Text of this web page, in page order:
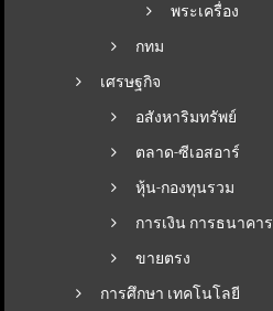
พระเครื่อง
กทม
เศรษฐกิจ
อสังหาริมทรัพย์
ตลาด-ซีเอสอาร์
หุ้น-กองทุนรวม
การเงิน การธนาคาร
ขายตรง
การศึกษา เทคโนโลยี